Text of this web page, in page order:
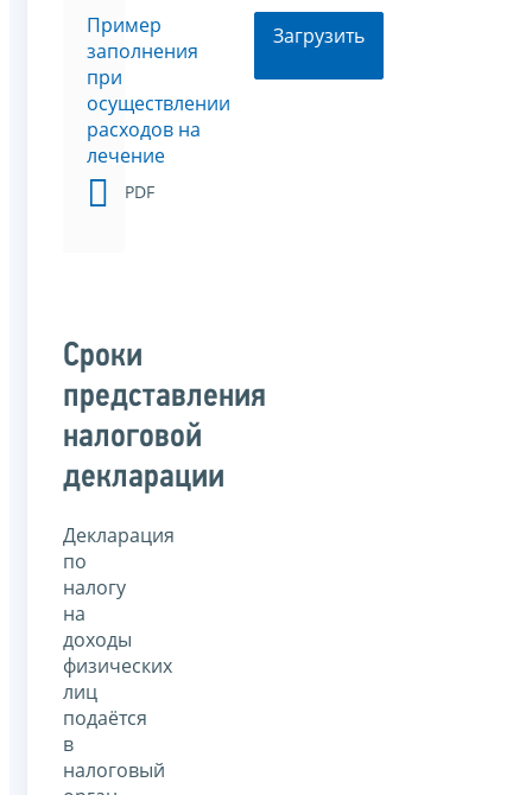
Пример
заполнения
при
осуществлении
расходов на
лечение
PDF
Загрузить
Сроки
представления
налоговой
декларации
Декларация
по
налогу
на
доходы
физических
лиц
подаётся
в
налоговый